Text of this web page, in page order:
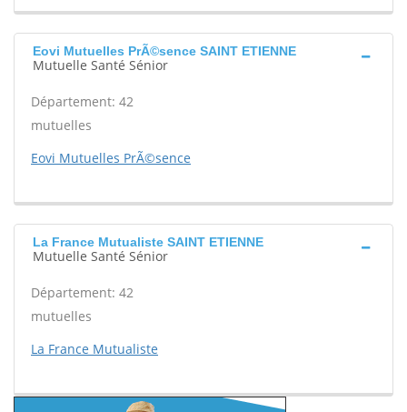
Eovi Mutuelles PrÃ©sence SAINT ETIENNE
Mutuelle Santé Sénior
Département: 42
mutuelles
Eovi Mutuelles PrÃ©sence
La France Mutualiste SAINT ETIENNE
Mutuelle Santé Sénior
Département: 42
mutuelles
La France Mutualiste